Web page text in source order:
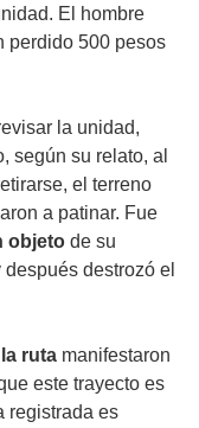
El hombre
perdido 500 pesos
la unidad,
según su relato, al
el terreno
a patinar. Fue
objeto de su
después destrozó el
ruta manifestaron
este trayecto es
registrada es